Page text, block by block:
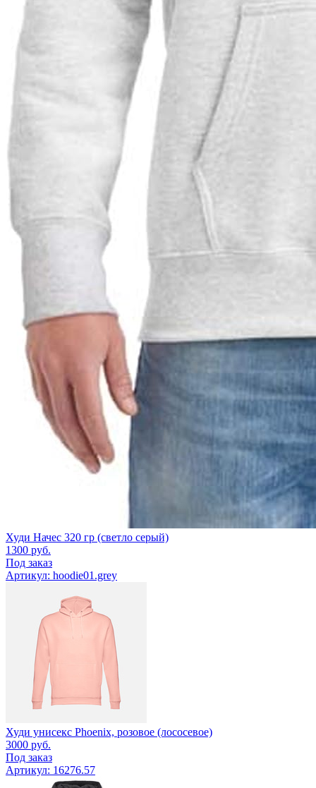
Худи Начес 320 гр (светло серый)
1300 руб.
Под заказ
Артикул: hoodie01.grey
Худи унисекс Phoenix, розовое (лососевое)
3000 руб.
Под заказ
Артикул: 16276.57